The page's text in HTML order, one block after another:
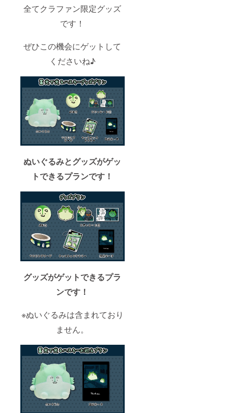
全てクラファン限定グッズ
です！
ぜひこの機会にゲットして
くださいね♪
ぬいぐるみとグッズがゲッ
トできるプランです！
グッズがゲットできるプラ
ンです！
※ぬいぐるみは含まれており
ません。